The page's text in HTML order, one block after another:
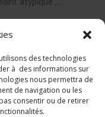
des technologies
à des informations sur
nous permettra de
de navigation ou les
consentir ou de retirer